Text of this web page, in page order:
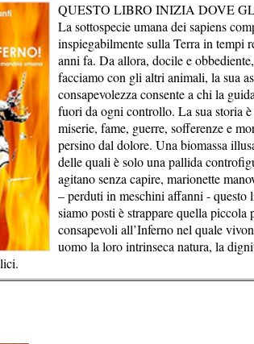
QUESTO LIBRO INIZIA DOVE
La sottospecie umana dei sapiens
inspiegabilmente sulla Terra in tempi
anni fa. Da allora, docile e
facciamo con gli altri animali, la sua
consapevolezza consente a chi la
fuori da ogni controllo. La sua storia
miserie, fame, guerre, sofferenze e
persino dal dolore. Una biomassa
delle quali è solo una pallida
agitano senza capire, marionette
– perduti in meschini affanni - questo
siamo posti è strappare quella piccola
consapevoli all’Inferno nel quale
uomo la loro intrinseca natura, la